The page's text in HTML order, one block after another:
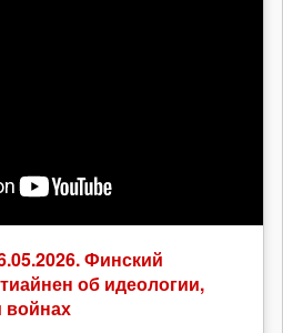
Финский
об идеологии,
войнах